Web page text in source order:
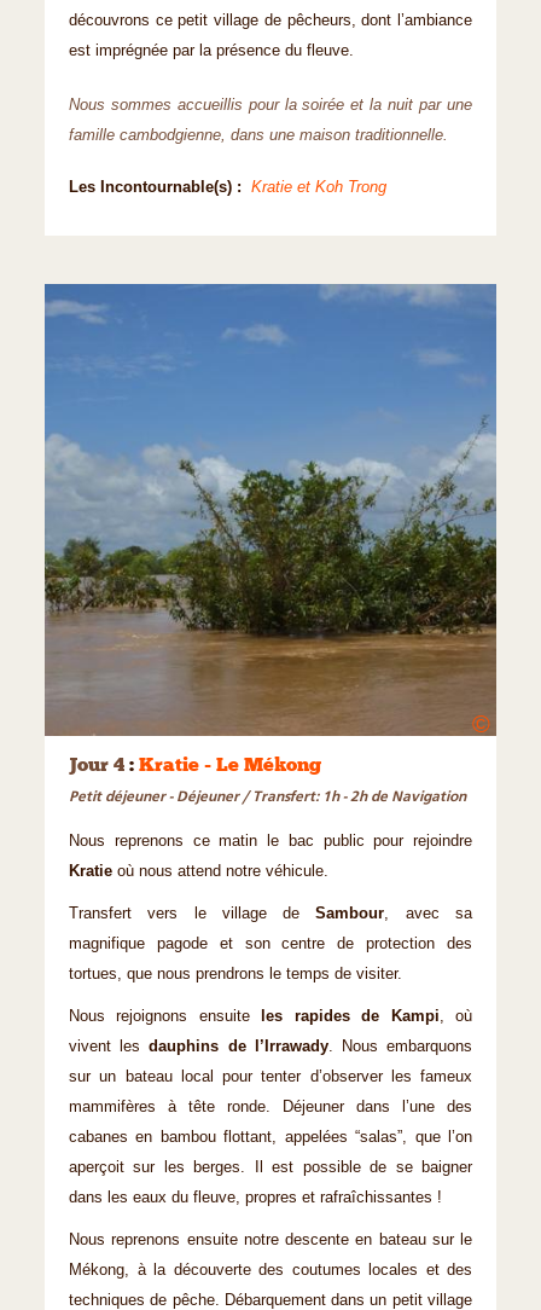
découvrons ce petit village de pêcheurs, dont l’ambiance
est imprégnée par la présence du fleuve.
Nous sommes accueillis pour la soirée et la nuit par une
famille cambodgienne, dans une maison traditionnelle.
Les Incontournable(s) : Kratie et Koh Trong
©
Jour 4 : Kratie - Le Mékong
Petit déjeuner - Déjeuner / Transfert: 1h - 2h de Navigation
Nous reprenons ce matin le bac public pour rejoindre
Kratie où nous attend notre véhicule.
Transfert vers le village deSambour, avec sa
magnifique pagode et son centre de protection des
tortues, que nous prendrons le temps de visiter.
Nous rejoignons ensuite les rapides de Kampi, où
vivent lesdauphins de l’Irrawady. Nous embarquons
sur un bateau local pour tenter d’observer les fameux
mammifères à tête ronde. Déjeuner dans l’une des
cabanes en bambou flottant, appelées “salas”, que l’on
aperçoit sur les berges. Il est possible de se baigner
dans les eaux du fleuve, propres et rafraîchissantes !
Nous reprenons ensuite notre descente en bateau sur le
Mékong, à la découverte des coutumes locales et des
techniques de pêche. Débarquement dans un petit village